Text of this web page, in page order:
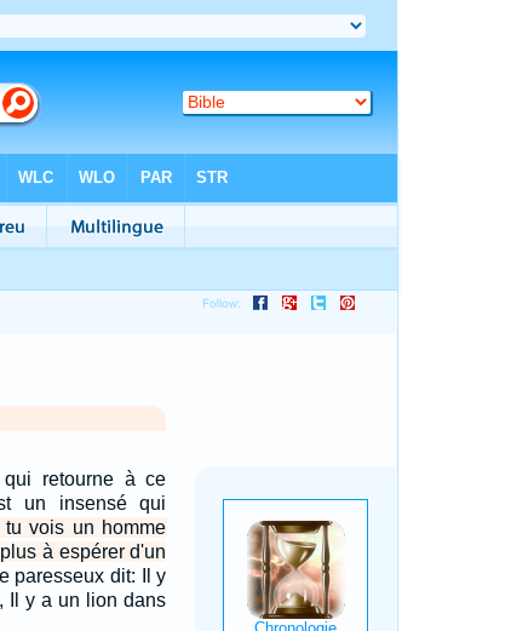
retourne à ce
un insensé qui
tu vois un homme
à espérer d'un
paresseux dit: Il y
Il y a un lion dans